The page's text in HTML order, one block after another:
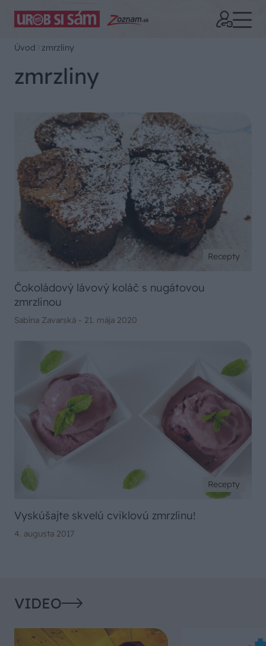
Úvod zmrzliny
zmrzliny
Recepty
Čokoládový lávový koláč s nugátovou
zmrzlinou
Sabína Zavarská - 21. mája 2020
Recepty
Vyskúšajte skvelú cviklovú zmrzlinu!
4. augusta 2017
VIDEO